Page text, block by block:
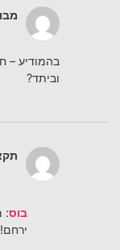
בהמודיע –
וביתד?
בוס:
ירחם!